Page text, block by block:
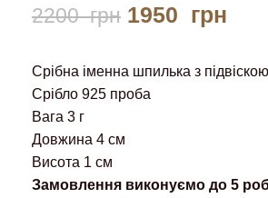
2200грн 1950 грн
Срібна іменна шпилька з підвіскою
Срібло 925 проба
Вага 3 г
Довжина 4 см
Висота 1 см
Замовлення виконуємо до 5